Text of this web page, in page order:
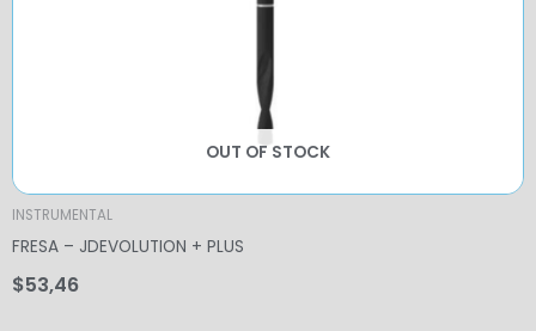
OUT OF STOCK
INSTRUMENTAL
FRESA – JDEVOLUTION + PLUS
$53,46